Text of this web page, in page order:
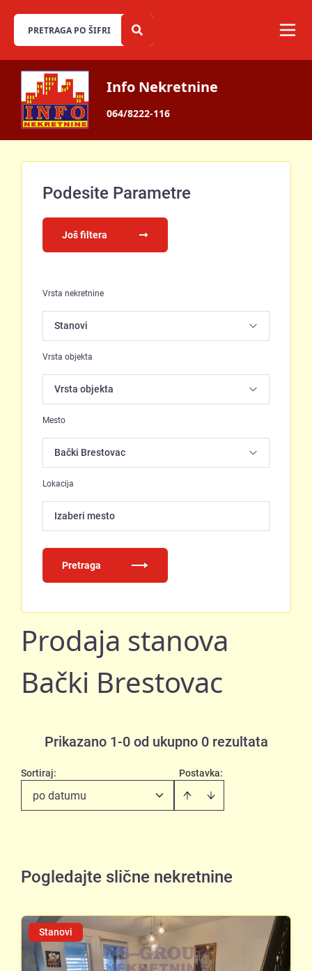
Info Nekretnine
064/8222-116
Podesite Parametre
Još filtera
Vrsta nekretnine
Vrsta objekta
Mesto
Lokacija
Izaberi mesto
Pretraga
Prodaja stanova
Bački Brestovac
Prikazano 1-0 od ukupno 0 rezultata
Postavka:
Sortiraj:
po datumu
Pogledajte slične nekretnine
Stanovi